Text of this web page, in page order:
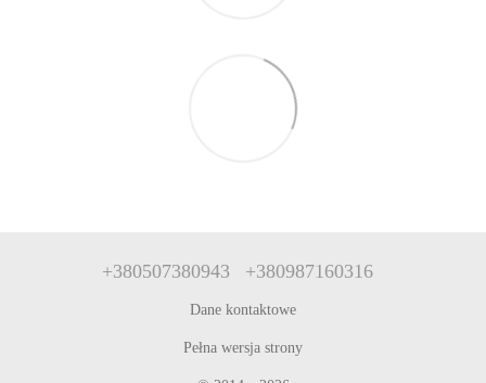
+380507380943 +380987160316
Dane kontaktowe
Pełna wersja strony